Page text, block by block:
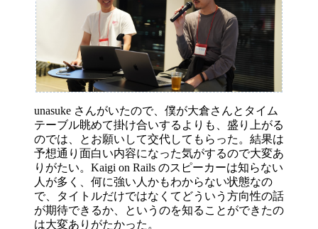
unasuke さんがいたので、僕が大倉さんとタイム
テーブル眺めて掛け合いするよりも、盛り上がる
のでは、とお願いして交代してもらった。結果は
予想通り面白い内容になった気がするので大変あ
りがたい。Kaigi on Rails のスピーカーは知らない
人が多く、何に強い人かもわからない状態なの
で、タイトルだけではなくてどういう方向性の話
が期待できるか、というのを知ることができたの
は大変ありがたかった。